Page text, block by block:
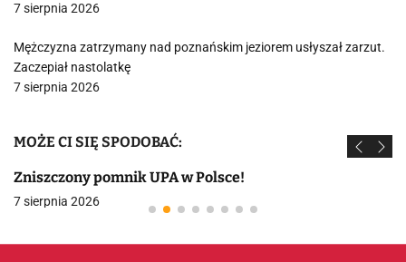
7 sierpnia 2026
Mężczyzna zatrzymany nad poznańskim jeziorem usłyszał zarzut.
Zaczepiał nastolatkę
7 sierpnia 2026
MOŻE CI SIĘ SPODOBAĆ:
Zniszczony pomnik UPA w Polsce!
7 sierpnia 2026